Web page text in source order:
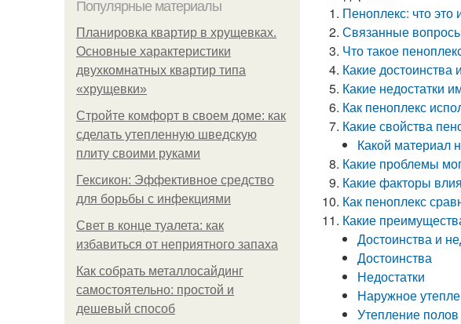
Популярные материалы
Планировка квартир в хрущевках.
Основные характеристики
двухкомнатных квартир типа
«хрущевки»
Стройте комфорт в своем доме: как
сделать утепленную шведскую
плиту своими руками
Гексикон: Эффективное средство
для борьбы с инфекциями
Свет в конце туалета: как
избавиться от неприятного запаха
Как собрать металлосайдинг
самостоятельно: простой и
дешевый способ
Пеноплекс: что это
Связанные
Что такое
Какие достоинства
Какие недостатки
Как пеноплекс
Какие свойства
Какой материал
Какие проблемы
Какие факторы
Как пеноплекс
Какие
Достоинства и
Достоинства
Недостатки
Наружное
Утепление